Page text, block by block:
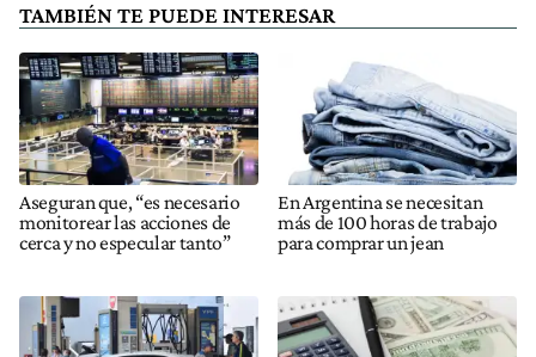
TAMBIÉN TE PUEDE INTERESAR
Aseguran que, “es necesario
monitorear las acciones de
cerca y no especular tanto”
En Argentina se necesitan
más de 100 horas de trabajo
para comprar un jean